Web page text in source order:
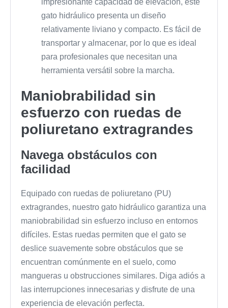
impresionante capacidad de elevación, este
gato hidráulico presenta un diseño
relativamente liviano y compacto. Es fácil de
transportar y almacenar, por lo que es ideal
para profesionales que necesitan una
herramienta versátil sobre la marcha.
Maniobrabilidad sin
esfuerzo con ruedas de
poliuretano extragrandes
Navega obstáculos con
facilidad
Equipado con ruedas de poliuretano (PU)
extragrandes, nuestro gato hidráulico garantiza una
maniobrabilidad sin esfuerzo incluso en entornos
difíciles. Estas ruedas permiten que el gato se
deslice suavemente sobre obstáculos que se
encuentran comúnmente en el suelo, como
mangueras u obstrucciones similares. Diga adiós a
las interrupciones innecesarias y disfrute de una
experiencia de elevación perfecta.